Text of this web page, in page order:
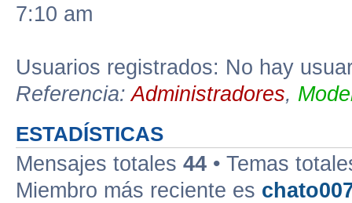
7:10 am
Usuarios registrados: No hay
Referencia:Administradores,
ESTADÍSTICAS
Mensajes totales 44 • Temas
Miembro más reciente es